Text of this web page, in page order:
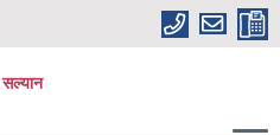
सल्यान